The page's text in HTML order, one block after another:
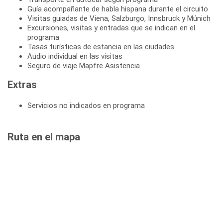
Guía acompañante de habla hispana durante el circuito
Visitas guiadas de Viena, Salzburgo, Innsbruck y Múnich
Excursiones, visitas y entradas que se indican en el
programa
Tasas turísticas de estancia en las ciudades
Audio individual en las visitas
Seguro de viaje Mapfre Asistencia
Extras
Servicios no indicados en programa
Ruta en el mapa